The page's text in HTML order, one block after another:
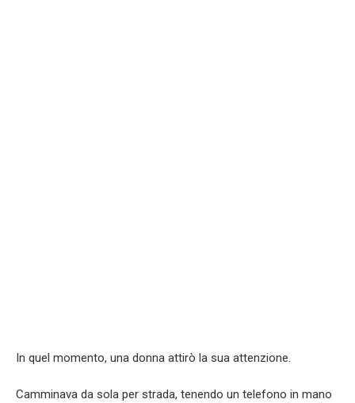
In quel momento, una donna attirò la sua attenzione.
Camminava da sola per strada, tenendo un telefono in mano